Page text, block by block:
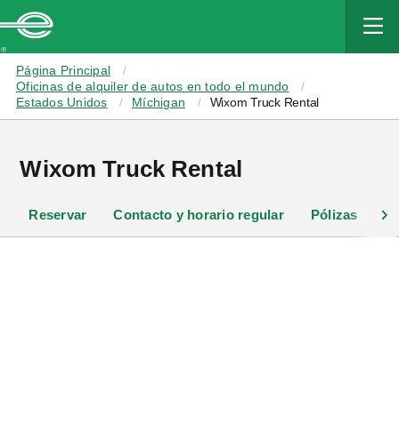
CONTENT
Página Principal
Oficinas de alquiler de autos en todo el mundo
Estados Unidos
Míchigan Wixom Truck Rental
Wixom Truck Rental
Reservar Contacto y horario regular Pólizas